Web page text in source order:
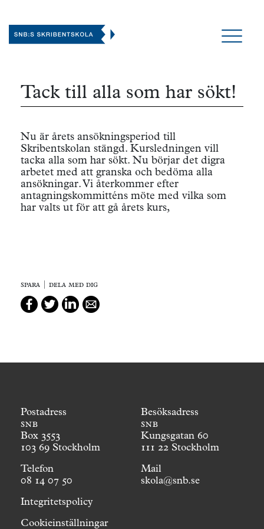
Tack till alla som har sökt!
Nu är årets ansökningsperiod till
Skribentskolan stängd. Kursledningen vill
tacka alla som har sökt. Nu börjar det digra
arbetet med att granska och bedöma alla
ansökningar. Vi återkommer efter
antagningskommitténs möte med vilka som
har valts ut för att gå årets kurs,
spara | dela med dig
Postadress
snb
Box 3553
103 69 Stockholm
Telefon
08 14 07 50
Besöksadress
snb
Kungsgatan 60
111 22 Stockholm
Mail
skola@snb.se
Integritetspolicy
Cookieinställningar